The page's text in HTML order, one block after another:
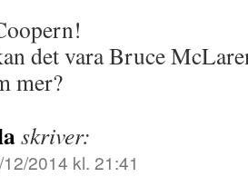
det vara Bruce
mer?
skriver:
12/2014 kl. 21:41